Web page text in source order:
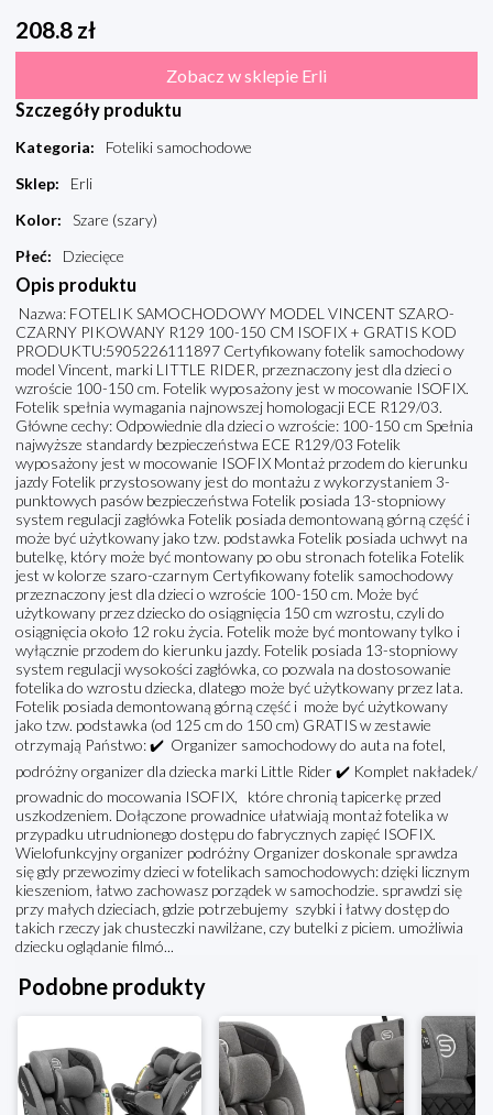
208.8 zł
Zobacz w sklepie Erli
Szczegóły produktu
Kategoria:
Foteliki samochodowe
Sklep:
Erli
Kolor:
Szare (szary)
Płeć: Dziecięce
Opis produktu
Nazwa: FOTELIK SAMOCHODOWY MODEL VINCENT SZARO-
CZARNY PIKOWANY R129 100-150 CM ISOFIX + GRATIS KOD
PRODUKTU:5905226111897 Certyfikowany fotelik samochodowy
model Vincent, marki LITTLE RIDER, przeznaczony jest dla dzieci o
wzroście 100-150 cm. Fotelik wyposażony jest w mocowanie ISOFIX.
Fotelik spełnia wymagania najnowszej homologacji ECE R129/03.
Główne cechy: Odpowiednie dla dzieci o wzroście: 100-150 cm Spełnia
najwyższe standardy bezpieczeństwa ECE R129/03 Fotelik
wyposażony jest w mocowanie ISOFIX Montaż przodem do kierunku
jazdy Fotelik przystosowany jest do montażu z wykorzystaniem 3-
punktowych pasów bezpieczeństwa Fotelik posiada 13-stopniowy
system regulacji zagłówka Fotelik posiada demontowaną górną część i
może być użytkowany jako tzw. podstawka Fotelik posiada uchwyt na
butelkę, który może być montowany po obu stronach fotelika Fotelik
jest w kolorze szaro-czarnym Certyfikowany fotelik samochodowy
przeznaczony jest dla dzieci o wzroście 100-150 cm. Może być
użytkowany przez dziecko do osiągnięcia 150 cm wzrostu, czyli do
osiągnięcia około 12 roku życia. Fotelik może być montowany tylko i
wyłącznie przodem do kierunku jazdy. Fotelik posiada 13-stopniowy
system regulacji wysokości zagłówka, co pozwala na dostosowanie
fotelika do wzrostu dziecka, dlatego może być użytkowany przez lata.
Fotelik posiada demontowaną górną część i może być użytkowany
jako tzw. podstawka (od 125 cm do 150 cm) GRATIS w zestawie
otrzymają Państwo: ✔️ Organizer samochodowy do auta na fotel,
podróżny organizer dla dziecka marki Little Rider ✔️ Komplet nakładek/
prowadnic do mocowania ISOFIX, które chronią tapicerkę przed
uszkodzeniem. Dołączone prowadnice ułatwiają montaż fotelika w
przypadku utrudnionego dostępu do fabrycznych zapięć ISOFIX.
Wielofunkcyjny organizer podróżny Organizer doskonale sprawdza
się gdy przewozimy dzieci w fotelikach samochodowych: dzięki licznym
kieszeniom, łatwo zachowasz porządek w samochodzie. sprawdzi się
przy małych dzieciach, gdzie potrzebujemy szybki i łatwy dostęp do
takich rzeczy jak chusteczki nawilżane, czy butelki z piciem. umożliwia
dziecku oglądanie filmó...
Podobne produkty